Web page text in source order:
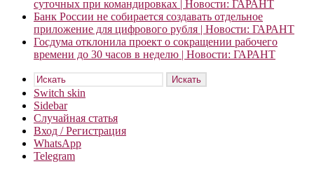
суточных при командировках | Новости: ГАРАНТ
Банк России не собирается создавать отдельное
приложение для цифрового рубля | Новости: ГАРАНТ
Госдума отклонила проект о сокращении рабочего
времени до 30 часов в неделю | Новости: ГАРАНТ
Искать
Switch skin
Sidebar
Случайная статья
Вход / Регистрация
WhatsApp
Telegram